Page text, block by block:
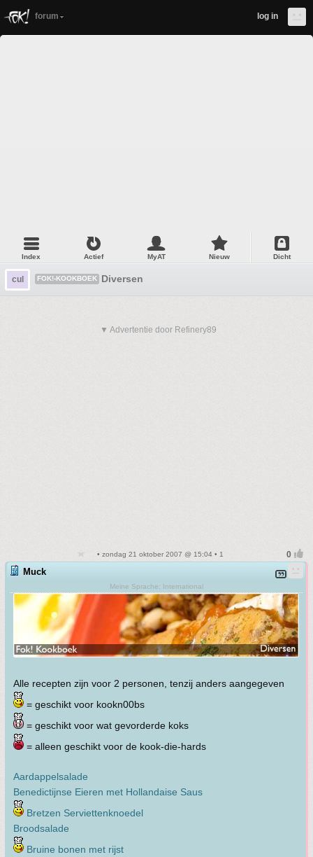
forum log in
Index Actief MyAT Nieuw Dicht
cul FOK!-KOOKBOEK Diversen
▼ Advertentie door Refinery89
• zondag 21 oktober 2007 @ 15:04 • 1
Muck
Meine Sprache: International
Alle recepten zijn voor 2 personen, tenzij anders aangegeven
= geschikt voor kookn00bs
= geschikt voor wat gevorderde koks
= alleen geschikt voor de kook-die-hards
Aardappelsalade
Benedictijnse Eieren met Hollandaise Saus
Bretzen Serviettenknoedel
Broodsalade
Bruine bonen met rijst